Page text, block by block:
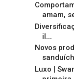
amam,
il...
Novos
Luxo |